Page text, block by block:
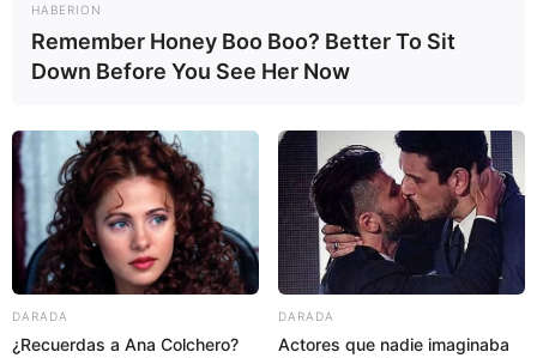
El suplemento de DHEA también puede aumentar el
HABERION
Remember Honey Boo Boo? Better To Sit
Down Before You See Her Now
DARADA
¿Recuerdas a Ana Colchero?
DARADA
Actores que nadie imaginaba